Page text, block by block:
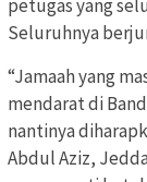
petugas yang
Seluruhnya
“Jamaah yang
mendarat di
nantinya
Abdul Aziz,